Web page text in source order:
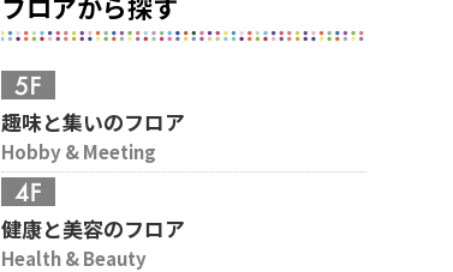
フロアから探す
趣味と集いのフロア
Hobby & Meeting
健康と美容のフロア
Health & Beauty